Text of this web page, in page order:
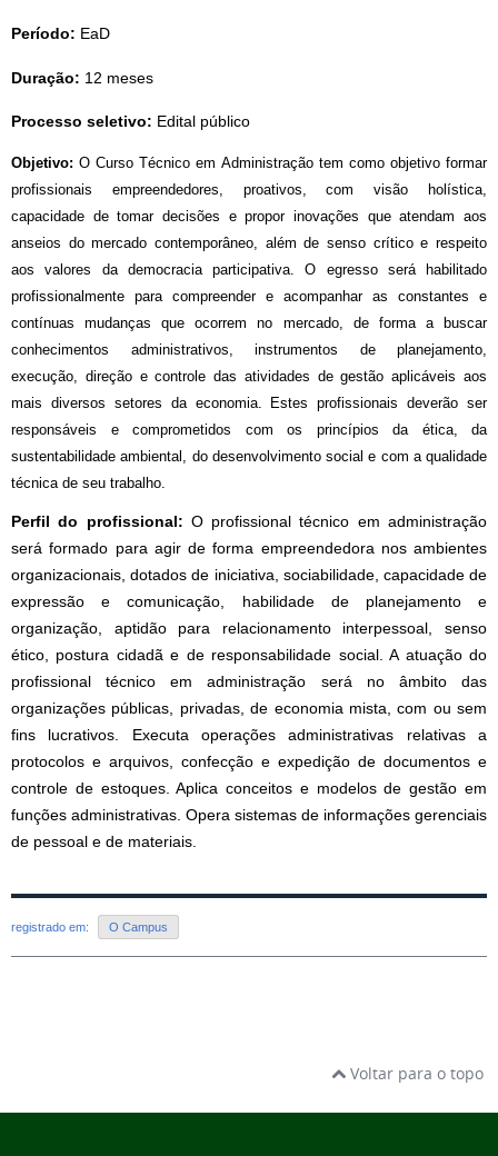
Período: EaD
Duração: 12 meses
Processo seletivo: Edital público
Objetivo: O Curso Técnico em Administração tem como objetivo formar
profissionais empreendedores, proativos, com visão holística,
capacidade de tomar decisões e propor inovações que atendam aos
anseios do mercado contemporâneo, além de senso crítico e respeito
aos valores da democracia participativa. O egresso será habilitado
profissionalmente para compreender e acompanhar as constantes e
contínuas mudanças que ocorrem no mercado, de forma a buscar
conhecimentos administrativos, instrumentos de planejamento,
execução, direção e controle das atividades de gestão aplicáveis aos
mais diversos setores da economia. Estes profissionais deverão ser
responsáveis e comprometidos com os princípios da ética, da
sustentabilidade ambiental, do desenvolvimento social e com a qualidade
técnica de seu trabalho.
Perfil do profissional: O profissional técnico em administração
será formado para agir de forma empreendedora nos ambientes
organizacionais, dotados de iniciativa, sociabilidade, capacidade de
expressão e comunicação, habilidade de planejamento e
organização, aptidão para relacionamento interpessoal, senso
ético, postura cidadã e de responsabilidade social. A atuação do
profissional técnico em administração será no âmbito das
organizações públicas, privadas, de economia mista, com ou sem
fins lucrativos. Executa operações administrativas relativas a
protocolos e arquivos, confecção e expedição de documentos e
controle de estoques. Aplica conceitos e modelos de gestão em
funções administrativas. Opera sistemas de informações gerenciais
de pessoal e de materiais.
registrado em: O Campus
Voltar para o topo